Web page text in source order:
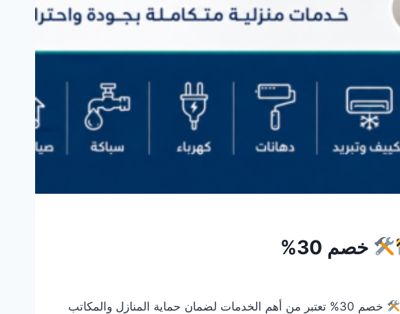
خصم 30%
خصم 30% تعتبر من أهم الخدمات لضمان حماية المنازل والمكاتب